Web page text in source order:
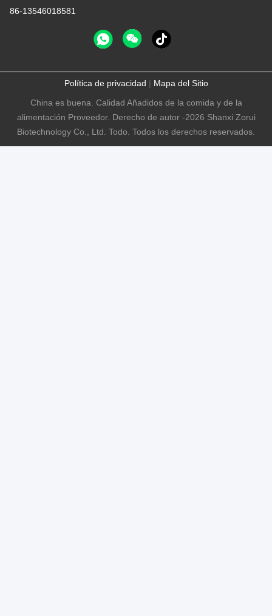
86-13546018581
Política de privacidad | Mapa del Sitio
China es buena. Calidad Añadidos de la comida y de la
alimentación Proveedor. Derecho de autor -2026 Shanxi Zorui
Biotechnology Co., Ltd. Todo. Todos los derechos reservados.